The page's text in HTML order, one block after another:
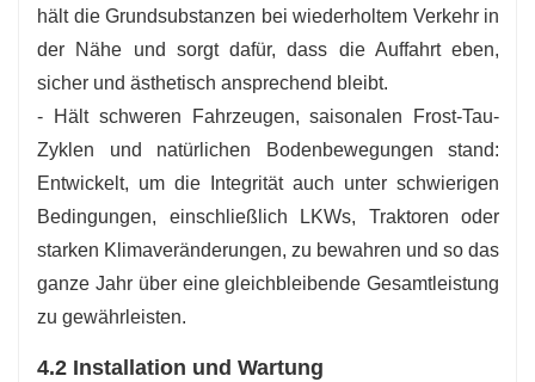
hält die Grundsubstanzen bei wiederholtem Verkehr in
der Nähe und sorgt dafür, dass die Auffahrt eben,
sicher und ästhetisch ansprechend bleibt.
- Hält schweren Fahrzeugen, saisonalen Frost-Tau-
Zyklen und natürlichen Bodenbewegungen stand:
Entwickelt, um die Integrität auch unter schwierigen
Bedingungen, einschließlich LKWs, Traktoren oder
starken Klimaveränderungen, zu bewahren und so das
ganze Jahr über eine gleichbleibende Gesamtleistung
zu gewährleisten.
4.2 Installation und Wartung